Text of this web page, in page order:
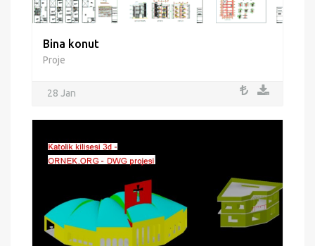
Bina konut
Proje
28 Jan